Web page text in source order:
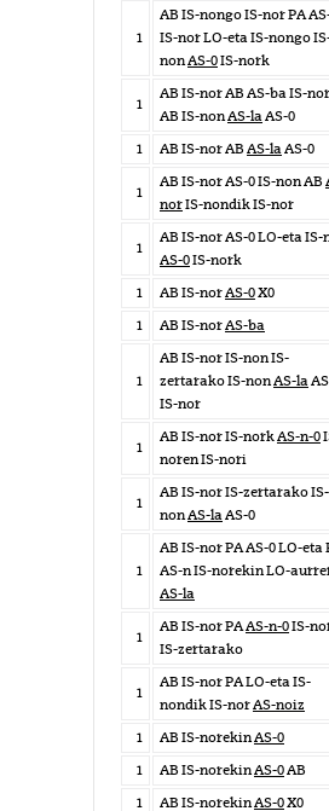
1
AB IS-nongo IS-nor PA
IS-nor LO-eta IS-nongo
nonAS-0IS-nork
1
AB IS-nor AB AS-ba IS-
AB IS-nonAS-laAS-0
1
AB IS-nor AB AS-laAS-0
1
AB IS-nor AS-0 IS-non AB
norIS-nondik IS-nor
1
AB IS-nor AS-0 LO-eta IS-
AS-0IS-nork
1
AB IS-norAS-0X0
1
AB IS-norAS-ba
1
AB IS-nor IS-non IS-
zertarako IS-nonAS-la
IS-nor
1
AB IS-nor IS-norkAS-n-0
noren IS-nori
1
AB IS-nor IS-zertarako IS-
nonAS-laAS-0
1
AB IS-nor PA AS-0 LO-eta
AS-n IS-norekin LO-
AS-la
1
AB IS-nor PAAS-n-0IS-
IS-zertarako
1
AB IS-nor PA LO-eta IS-
nondik IS-norAS-noiz
1
AB IS-norekinAS-0
1
AB IS-norekinAS-0AB
1
AB IS-norekinAS-0X0